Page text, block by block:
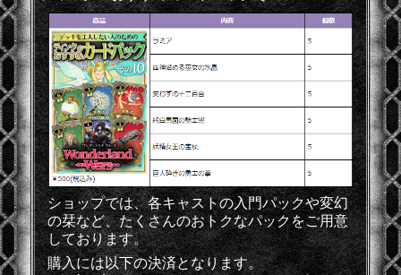
ショップでは、各キャストの入門パックや変幻
の栞など、たくさんのおトクなパックをご用意
しております。
購入には以下の決済となります。